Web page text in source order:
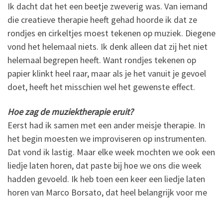
Ik dacht dat het een beetje zweverig was. Van iemand
die creatieve therapie heeft gehad hoorde ik dat ze
rondjes en cirkeltjes moest tekenen op muziek. Diegene
vond het helemaal niets. Ik denk alleen dat zij het niet
helemaal begrepen heeft. Want rondjes tekenen op
papier klinkt heel raar, maar als je het vanuit je gevoel
doet, heeft het misschien wel het gewenste effect.
Hoe zag de muziektherapie eruit?
Eerst had ik samen met een ander meisje therapie. In
het begin moesten we improviseren op instrumenten.
Dat vond ik lastig. Maar elke week mochten we ook een
liedje laten horen, dat paste bij hoe we ons die week
hadden gevoeld. Ik heb toen een keer een liedje laten
horen van Marco Borsato, dat heel belangrijk voor me